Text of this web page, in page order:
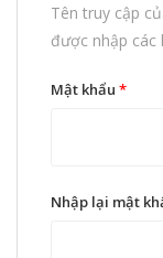
Tên truy cập
được nhập các
Mật khẩu *
Nhập lại mật